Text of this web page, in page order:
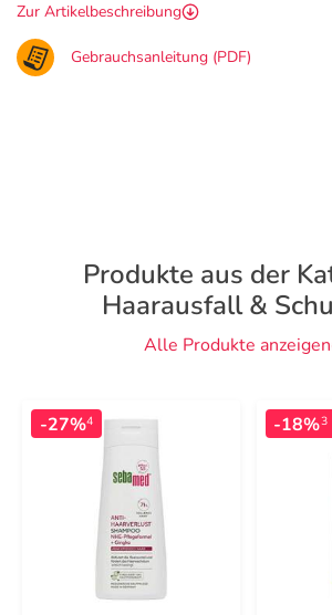
Zur Artikelbeschreibung
Gebrauchsanleitung (PDF)
Produkte aus der
Haarausfall &
Alle Produkte anzeigen
-27%4 -18%3